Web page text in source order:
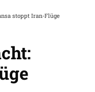
stoppt Iran-Flüge